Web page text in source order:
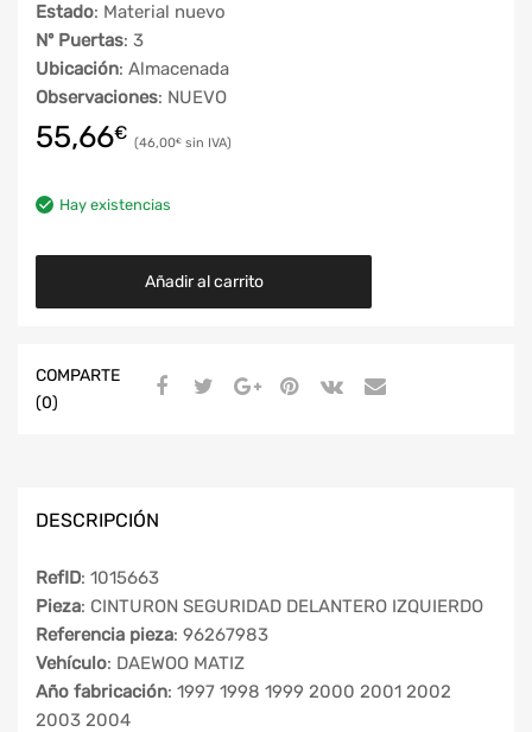
Estado: Material nuevo
Nº Puertas: 3
Ubicación: Almacenada
Observaciones: NUEVO
55,66€ 46,00€
Hay existencias
Añadir al carrito
COMPARTE
(0)
DESCRIPCIÓN
RefID: 1015663
Pieza: CINTURON SEGURIDAD DELANTERO IZQUIERDO
Referencia pieza: 96267983
Vehículo: DAEWOO MATIZ
Año fabricación: 1997 1998 1999 2000 2001 2002
2003 2004